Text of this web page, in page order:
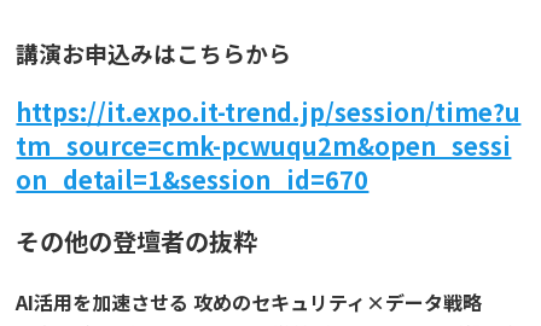
講演お申込みはこちらから
https://it.expo.it-trend.jp/session/time?u
tm_source=cmk-pcwuqu2m&open_sessi
on_detail=1&session_id=670
その他の登壇者の抜粋
AI活用を加速させる 攻めのセキュリティ×データ戦略